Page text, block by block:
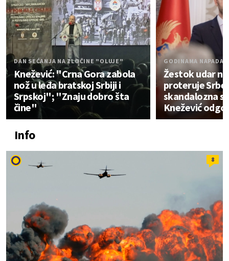
DAN SEĆANJA NA ZLOČINE "OLUJE"
Knežević: "Crna Gora zabola
nož u leđa bratskoj Srbiji i
Srpskoj"; "Znaju dobro šta
čine"
GODINAMA
Žestok udar
proteruje
skandalozna
Knežević
Info
8